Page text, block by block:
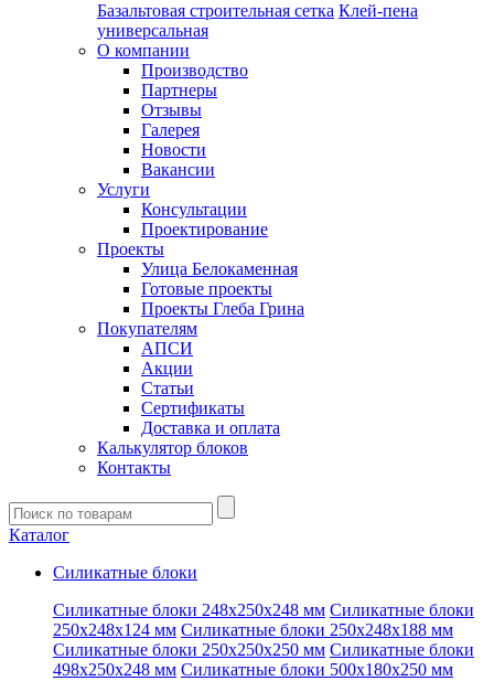
Базальтовая строительная сетка Клей-пена
универсальная
О компании
Производство
Партнеры
Отзывы
Галерея
Новости
Вакансии
Услуги
Консультации
Проектирование
Проекты
Улица Белокаменная
Готовые проекты
Проекты Глеба Грина
Покупателям
АПСИ
Акции
Статьи
Сертификаты
Доставка и оплата
Калькулятор блоков
Контакты
Введите
запрос
Каталог
Силикатные блоки
Силикатные блоки 248x250x248 мм Силикатные блоки
250x248x124 мм Силикатные блоки 250x248x188 мм
Силикатные блоки 250x250x250 мм Силикатные блоки
498x250x248 мм Силикатные блоки 500x180x250 мм